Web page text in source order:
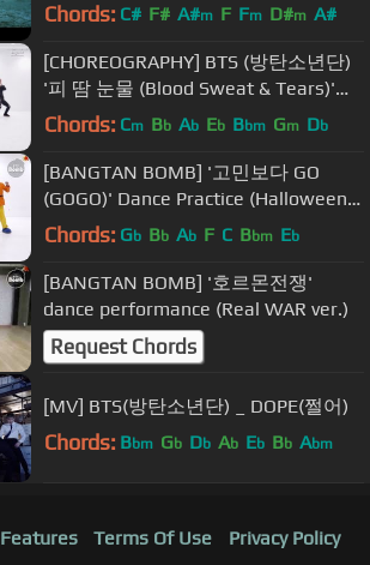
Chords: C# F# A#m F Fm D#m A#
[CHOREOGRAPHY] BTS (방탄소년단)
'피 땀 눈물 (Blood Sweat & Tears)'
Dance Practice
Chords: Cm Bb Ab Eb Bbm Gm Db
[BANGTAN BOMB] '고민보다 GO
(GOGO)' Dance Practice (Halloween
ver.) - BTS (방탄소년단)
Chords: Gb Bb Ab F C Bbm Eb
[BANGTAN BOMB] '호르몬전쟁'
dance performance (Real WAR ver.)
Request Chords
[MV] BTS(방탄소년단) _ DOPE(쩔어)
Chords: Bbm Gb Db Ab Eb Bb Abm
Features Terms Of Use Privacy Policy